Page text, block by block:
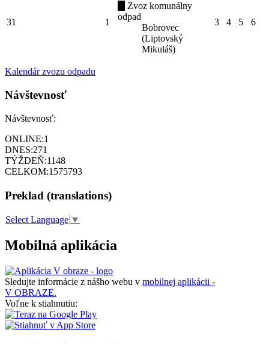
31 1
Zvoz komunálny
odpad
Bobrovec
(Liptovský
Mikuláš)
3 4 5 6
Kalendár zvozu odpadu
Návštevnosť
Návštevnosť:
ONLINE:1
DNES:271
TÝŽDEŇ:1148
CELKOM:1575793
Preklad (translations)
Select Language ▼
Mobilná aplikácia
Sledujte informácie z nášho webu v mobilnej aplikácii -
V OBRAZE.
Voľne k stiahnutiu: